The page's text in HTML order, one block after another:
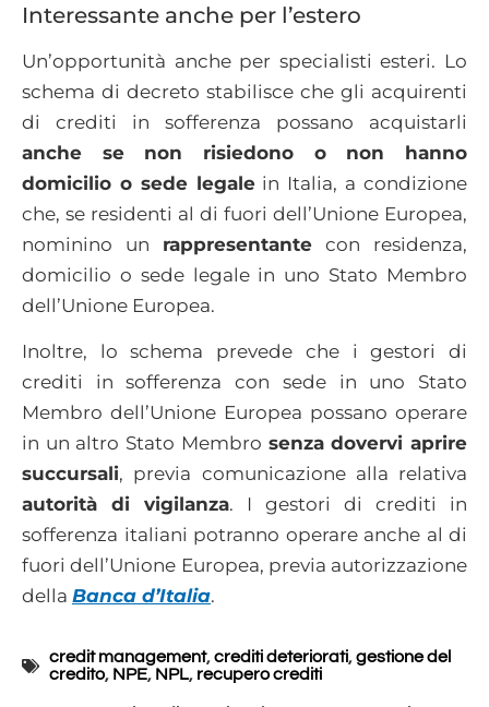
Interessante anche per l’estero
Un’opportunità anche per specialisti esteri. Lo
schema di decreto stabilisce che gli acquirenti
di crediti in sofferenza possano acquistarli
anche se non risiedono o non hanno
domicilio o sede legalein Italia, a condizione
che, se residenti al di fuori dell’Unione Europea,
nominino un rappresentantecon residenza,
domicilio o sede legale in uno Stato Membro
dell’Unione Europea.
Inoltre, lo schema prevede che i gestori di
crediti in sofferenza con sede in uno Stato
Membro dell’Unione Europea possano operare
in un altro Stato Membro senza dovervi aprire
succursali, previa comunicazione alla relativa
autorità di vigilanza. I gestori di crediti in
sofferenza italiani potranno operare anche al di
fuori dell’Unione Europea, previa autorizzazione
della Banca d’Italia.
credit management,crediti deteriorati,gestione del
credito, NPE, NPL, recupero crediti